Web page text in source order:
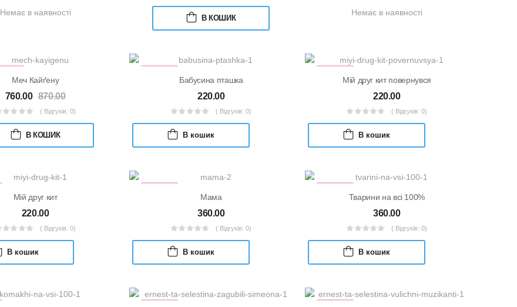
Немає в наявності
В КОШИК
Немає в наявності
Меч Кайґену
760.00 870.00
( Відгуків: 0)
В КОШИК
Бабусина пташка
220.00
( Відгуків: 0)
В кошик
Мій друг кит повернувся
220.00
( Відгуків: 0)
В кошик
Мій друг кит
220.00
( Відгуків: 0)
В кошик
Мама
360.00
( Відгуків: 0)
В кошик
Тварини на всі 100%
360.00
( Відгуків: 0)
В кошик